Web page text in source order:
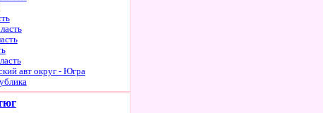
авт округ - Югра